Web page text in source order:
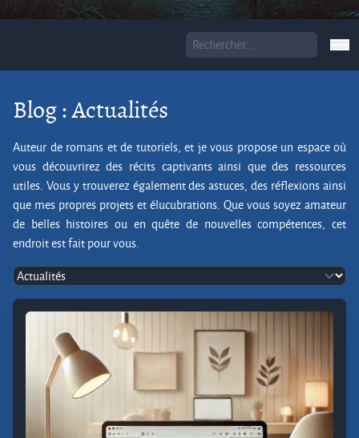
Blog : Actualités
Auteur de romans et de tutoriels, et je vous propose un espace où
vous découvrirez des récits captivants ainsi que des ressources
utiles. Vous y trouverez également des astuces, des réflexions ainsi
que mes propres projets et élucubrations. Que vous soyez amateur
de belles histoires ou en quête de nouvelles compétences, cet
endroit est fait pour vous.